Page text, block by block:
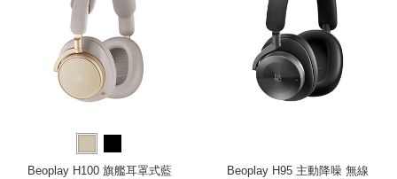
Beoplay H100 旗艦耳罩式藍
Beoplay H95 主動降噪 無線